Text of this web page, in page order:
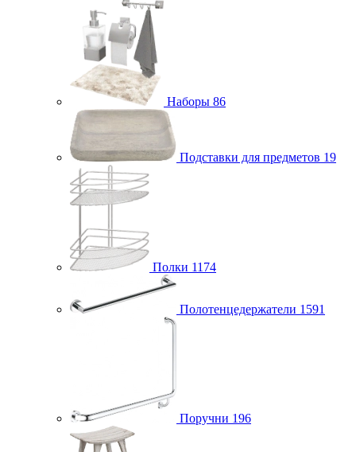
Наборы 86
Подставки для предметов 19
Полки 1174
Полотенцедержатели 1591
Поручни 196